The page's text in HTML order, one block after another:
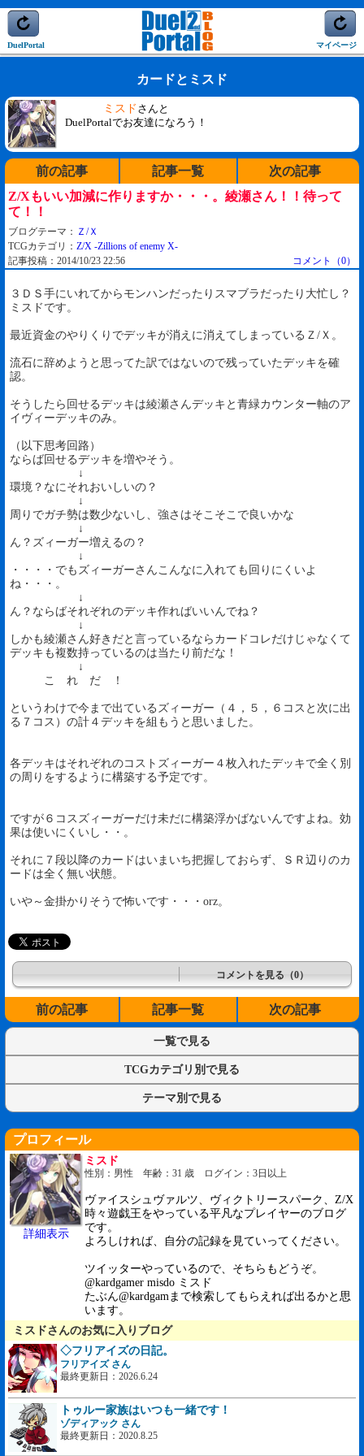
DuelPortal マイページ
カードとミスド
ミスド さんと
DuelPortalでお友達になろう！
前の記事 記事一覧
次の記事
Z/Xもいい加減に作りますか・・・。綾瀬さん！！待って
て！！
ブログテーマ： Ｚ/Ｘ
TCGカテゴリ： Z/X -Zillions of enemy X-
記事投稿：2014/10/23 22:56
コメント（0）
３ＤＳ手にいれてからモンハンだったりスマブラだったり大忙し？
ミスドです。
最近資金のやりくりでデッキが消えに消えてしまっているＺ/Ｘ。
流石に辞めようと思ってた訳ではないので残っていたデッキを確
認。
そうしたら回せるデッキは綾瀬さんデッキと青緑カウンター軸のア
イヴィーデッキのみ。
（以下思考回路）
ならば回せるデッキを増やそう。
↓
環境？なにそれおいしいの？
↓
周りでガチ勢は数少ないし、強さはそこそこで良いかな
↓
ん？ズィーガー増えるの？
↓
・・・・でもズィーガーさんこんなに入れても回りにくいよ
ね・・・。
↓
ん？ならばそれぞれのデッキ作ればいいんでね？
↓
しかも綾瀬さん好きだと言っているならカードコレだけじゃなくて
デッキも複数持っているのは当たり前だな！
↓
こ れ だ ！
というわけで今まで出ているズィーガー（４，５，６コスと次に出
る７コス）の計４デッキを組もうと思いました。
各デッキはそれぞれのコストズィーガー４枚入れたデッキで全く別
の周りをするように構築する予定です。
ですが６コスズィーガーだけ未だに構築浮かばないんですよね。効
果は使いにくいし・・。
それに７段以降のカードはいまいち把握しておらず、ＳＲ辺りのカ
ードは全く無い状態。
いや～金掛かりそうで怖いです・・・orz。
コメントを見る（0）
前の記事 記事一覧 次の記事
一覧で見る
TCGカテゴリ別で見る
テーマ別で見る
プロフィール
詳細表示
ミスド
性別：男性 年齢：31 歳 ログイン：3日以上
ヴァイスシュヴァルツ、ヴィクトリースパーク、Z/X
時々遊戯王をやっている平凡なプレイヤーのブログ
です。
よろしければ、自分の記録を見ていってください。
ツイッターやっているので、そちらもどうぞ。
@kardgamer misdo ミスド
たぶん@kardgamまで検索してもらえれば出るかと思
います。
ミスドさんのお気に入りブログ
◇フリアイズの日記。
フリアイズ さん
最終更新日：2026.6.24
トゥルー家族はいつも一緒です！
ゾディアック さん
最終更新日：2020.8.25